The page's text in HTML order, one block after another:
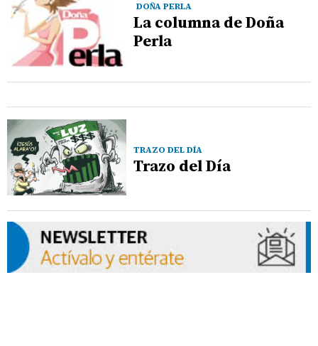
DOÑA PERLA
La columna de Doña
Perla
TRAZO DEL DÍA
Trazo del Día